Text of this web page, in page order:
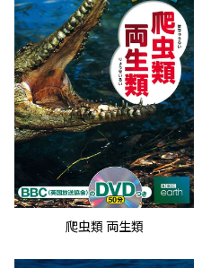
爬虫類 両生類